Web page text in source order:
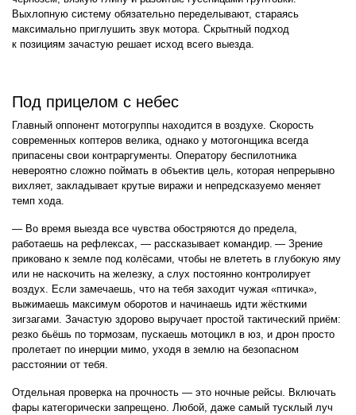
Выхлопную систему обязательно переделывают, стараясь
максимально приглушить звук мотора. Скрытный подход
к позициям зачастую решает исход всего выезда.
Под прицелом с небес
Главный оппонент мотогруппы находится в воздухе. Скорость
современных коптеров велика, однако у мотогонщика всегда
припасены свои контраргументы. Оператору беспилотника
невероятно сложно поймать в объектив цель, которая непрерывно
вихляет, закладывает крутые виражи и непредсказуемо меняет
темп хода.
— Во время выезда все чувства обостряются до предела,
работаешь на рефлексах, — рассказывает командир. — Зрение
приковано к земле под колёсами, чтобы не влететь в глубокую яму
или не наскочить на железку, а слух постоянно контролирует
воздух. Если замечаешь, что на тебя заходит чужая «птичка»,
выжимаешь максимум оборотов и начинаешь идти жёсткими
зигзагами. Зачастую здорово выручает простой тактический приём:
резко бьёшь по тормозам, пускаешь мотоцикл в юз, и дрон просто
пролетает по инерции мимо, уходя в землю на безопасном
расстоянии от тебя.
Отдельная проверка на прочность — это ночные рейсы. Включать
фары категорически запрещено. Любой, даже самый тусклый луч